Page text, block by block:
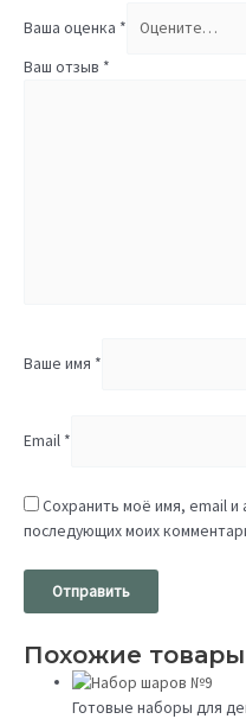
Ваша оценка *
Ваш отзыв *
Ваше имя *
Email *
Сохранить моё имя, email и
последующих моих
Похожие товары
Готовые наборы для